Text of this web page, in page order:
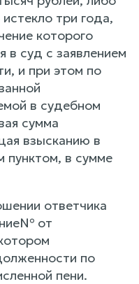
три года,
которого
в суд с заявлением
и при этом по
в судебном
сумма
взысканию в
пунктом, в сумме
ответчика
от
по
пени.